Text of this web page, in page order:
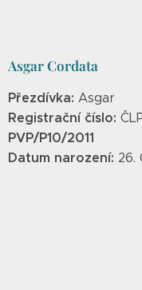
Asgar Cordata
Přezdívka: Asgar
Registrační číslo:
PVP/P10/2011
Datum narození: 26.